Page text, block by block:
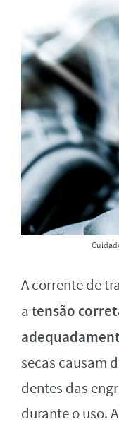
A corrente de
a tensão
secas causam
dentes das
durante o uso.